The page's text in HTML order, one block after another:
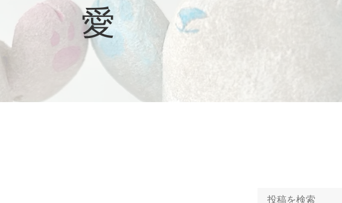
ピックアップ
愛